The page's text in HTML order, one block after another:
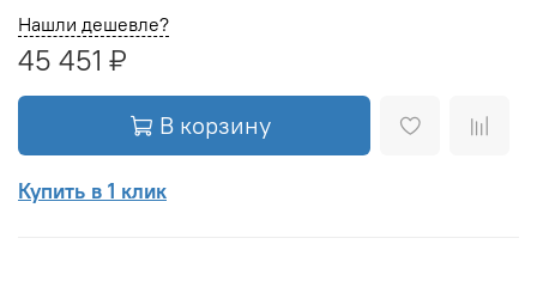
Нашли дешевле?
45 451 ₽
В корзину
Купить в 1 клик